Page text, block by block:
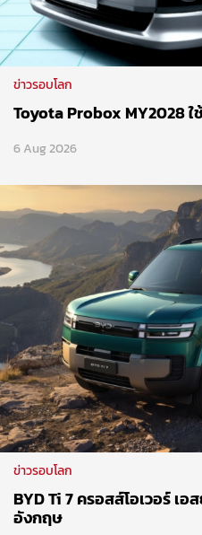
ข่าวรอบโลก
Toyota Probox MY2028
6 Aug 2026
ข่าวรอบโลก
BYD Ti 7 ครอสส์โอเวอร์ เอ
อังกฤษ